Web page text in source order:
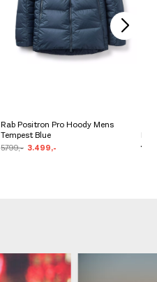
Rab Positron Pro Hoody Mens
Tempest Blue
5.799,- 3.499,-